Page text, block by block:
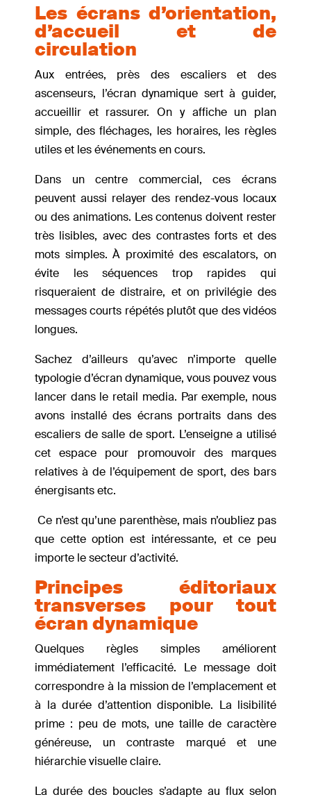
Les écrans d’orientation,
d’accueil et de
circulation
Aux entrées, près des escaliers et des
ascenseurs, l’écran dynamique sert à guider,
accueillir et rassurer. On y affiche un plan
simple, des fléchages, les horaires, les règles
utiles et les événements en cours.
Dans un centre commercial, ces écrans
peuvent aussi relayer des rendez-vous locaux
ou des animations. Les contenus doivent rester
très lisibles, avec des contrastes forts et des
mots simples. À proximité des escalators, on
évite les séquences trop rapides qui
risqueraient de distraire, et on privilégie des
messages courts répétés plutôt que des vidéos
longues.
Sachez d’ailleurs qu’avec n’importe quelle
typologie d’écran dynamique, vous pouvez vous
lancer dans le retail media. Par exemple, nous
avons installé des écrans portraits dans des
escaliers de salle de sport. L’enseigne a utilisé
cet espace pour promouvoir des marques
relatives à de l’équipement de sport, des bars
énergisants etc.
Ce n’est qu’une parenthèse, mais n’oubliez pas
que cette option est intéressante, et ce peu
importe le secteur d’activité.
Principes éditoriaux
transverses pour tout
écran dynamique
Quelques règles simples améliorent
immédiatement l’efficacité. Le message doit
correspondre à la mission de l’emplacement et
à la durée d’attention disponible. La lisibilité
prime : peu de mots, une taille de caractère
généreuse, un contraste marqué et une
hiérarchie visuelle claire.
La durée des boucles s’adapte au flux selon